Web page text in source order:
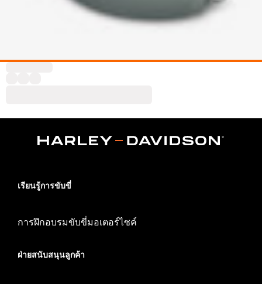
เรียนรู้การขับขี่
การฝึกอบรมขับขี่มอเตอร์ไซค์
ฝ่ายสนับสนุนลูกค้า